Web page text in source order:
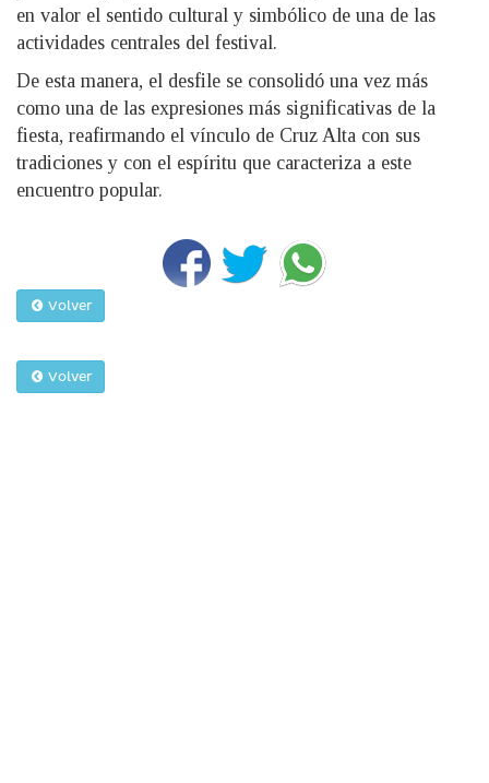
en valor el sentido cultural y simbólico de una de las
actividades centrales del festival.
De esta manera, el desfile se consolidó una vez más
como una de las expresiones más significativas de la
fiesta, reafirmando el vínculo de Cruz Alta con sus
tradiciones y con el espíritu que caracteriza a este
encuentro popular.
Volver
Volver